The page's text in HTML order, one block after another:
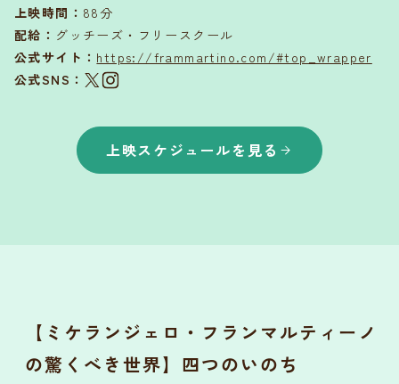
上映時間 ： 88分
配給 ： グッチーズ・フリースクール
公式サイト： https://frammartino.com/#top_wrapper
公式SNS：
上映スケジュールを見る
【ミケランジェロ・フランマルティーノ
の驚くべき世界】四つのいのち